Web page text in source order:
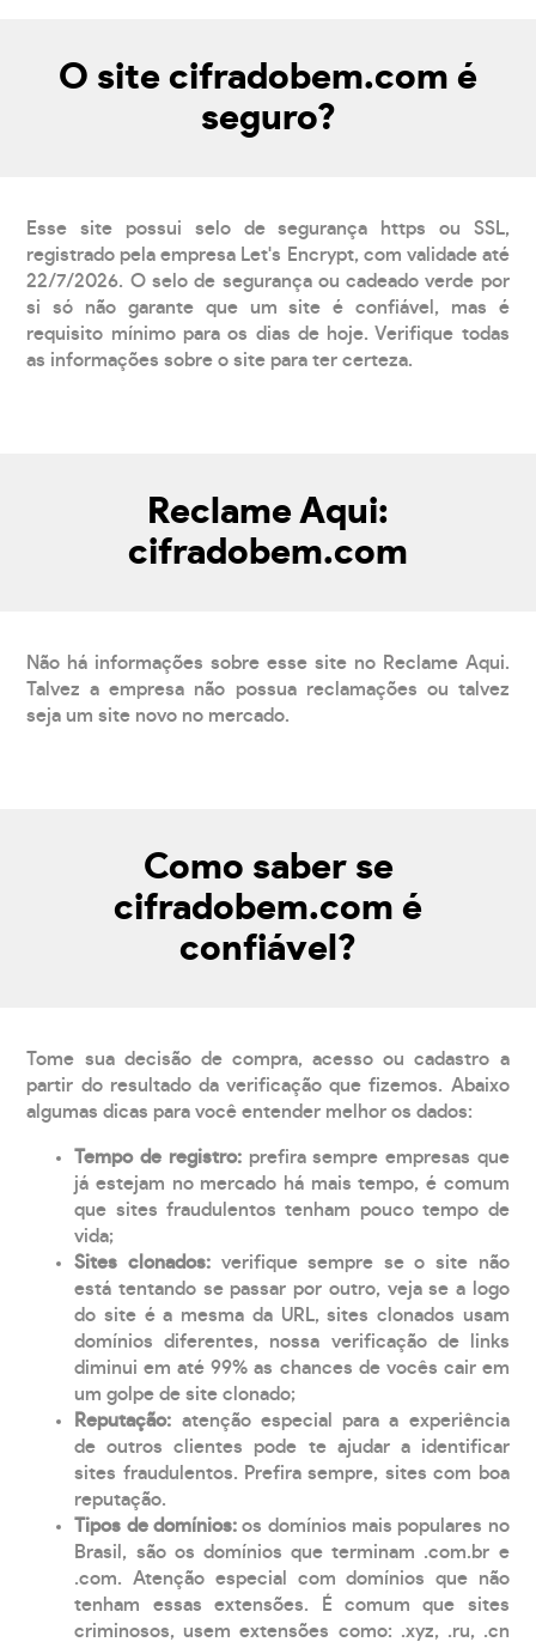
O site cifradobem.com é
seguro?
Esse site possui selo de segurança https ou SSL,
registrado pela empresa Let's Encrypt, com validade até
22/7/2026. O selo de segurança ou cadeado verde por
si só não garante que um site é confiável, mas é
requisito mínimo para os dias de hoje. Verifique todas
as informações sobre o site para ter certeza.
Reclame Aqui:
cifradobem.com
Não há informações sobre esse site no Reclame Aqui.
Talvez a empresa não possua reclamações ou talvez
seja um site novo no mercado.
Como saber se
cifradobem.com é
confiável?
Tome sua decisão de compra, acesso ou cadastro a
partir do resultado da verificação que fizemos. Abaixo
algumas dicas para você entender melhor os dados:
Tempo de registro: prefira sempre empresas que
já estejam no mercado há mais tempo, é comum
que sites fraudulentos tenham pouco tempo de
vida;
Sites clonados: verifique sempre se o site não
está tentando se passar por outro, veja se a logo
do site é a mesma da URL, sites clonados usam
domínios diferentes, nossa verificação de links
diminui em até 99% as chances de vocês cair em
um golpe de site clonado;
Reputação: atenção especial para a experiência
de outros clientes pode te ajudar a identificar
sites fraudulentos. Prefira sempre, sites com boa
reputação.
Tipos de domínios:os domínios mais populares no
Brasil, são os domínios que terminam .com.br e
.com. Atenção especial com domínios que não
tenham essas extensões. É comum que sites
criminosos, usem extensões como: .xyz, .ru, .cn